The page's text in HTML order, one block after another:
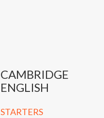
CAMBRIDGE
ENGLISH
STARTERS